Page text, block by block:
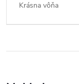
Krásna vôňa